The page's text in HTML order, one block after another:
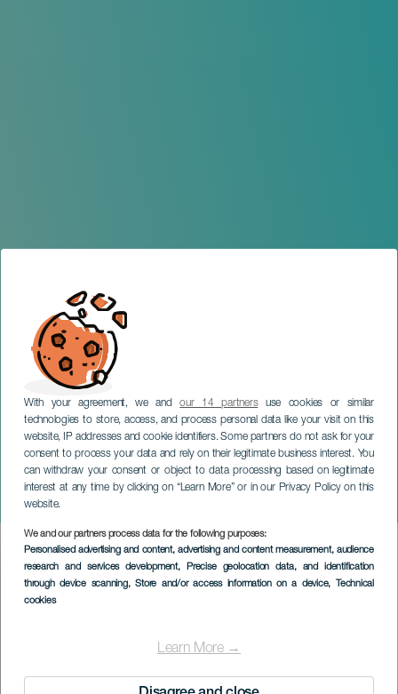
With your agreement, we andour 14 partnersuse cookies or similar
technologies to store, access, and process personal data like your visit on this
website, IP addresses and cookie identifiers. Some partners do not ask for your
consent to process your data and rely on their legitimate business interest. You
can withdraw your consent or object to data processing based on legitimate
interest at any time by clicking on “Learn More” or in our Privacy Policy on this
website.
We and our partners process data for the following purposes:
Personalised advertising and content, advertising and content measurement, audience
research and services development, Precise geolocation data, and identification
through device scanning, Store and/or access information on a device, Technical
cookies
Learn More →
7,70 en concert
LANZAROTE
Imagen
Listado